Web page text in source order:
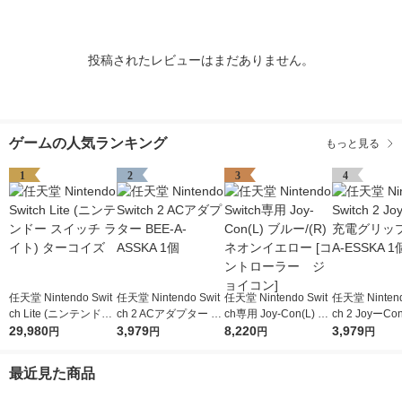
投稿されたレビューはまだありません。
ゲームの人気ランキング もっと見る
1
任天堂 Nintendo Swit
ch Lite (ニンテンドー
スイッチ ライト) ター
29,980円
2
任天堂 Nintendo Swit
ch 2 ACアダプター B
EE-A-ASSKA 1個
3,979円
3
任天堂 Nintendo Swit
ch専用 Joy-Con(L) ブ
ルー/(R) ネオンイエロ
8,220円
4
任天堂
ch 2 Joyー
リップ BEE-
3,979円
最近見た商品